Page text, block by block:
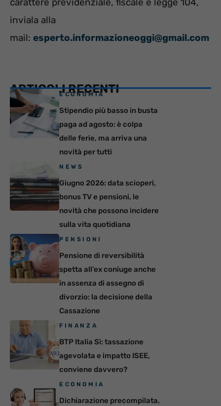
carattere previdenziale, fiscale e legge 104,
inviala alla
mail: esperto.informazioneoggi@gmail.com
ARTICOLI RECENTI
ECONOMIA
Stipendio più basso in busta
paga ad agosto: è colpa
delle ferie, ma arriva una
novità per tutti
NEWS
Giugno 2026: data scioperi,
bonus TV e pensioni, le
novità che possono incidere
sulla vita quotidiana
PENSIONI
Pensione di reversibilità
spetta all’ex coniuge anche
in assenza di assegno di
divorzio: la decisione della
Cassazione
FINANZA
BTP Italia Sì: tassazione
agevolata e impatto ISEE,
conviene davvero?
ECONOMIA
Dichiarazione precompilata,